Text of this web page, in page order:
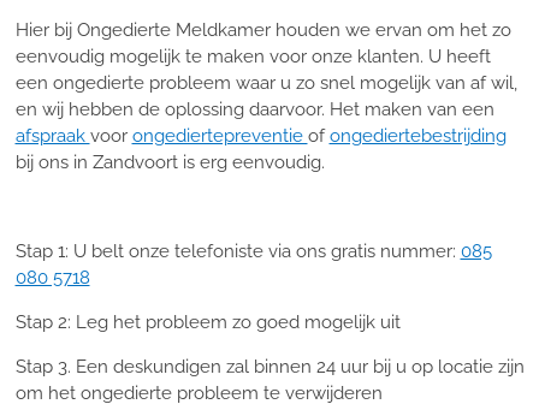
Hier bij Ongedierte Meldkamer houden we ervan om het zo
eenvoudig mogelijk te maken voor onze klanten. U heeft
een ongedierte probleem waar u zo snel mogelijk van af wil,
en wij hebben de oplossing daarvoor. Het maken van een
afspraak voor ongediertepreventie ofongediertebestrijding
bij ons in Zandvoort is erg eenvoudig.
Stap 1: U belt onze telefoniste via ons gratis nummer: 085
080 5718
Stap 2: Leg het probleem zo goed mogelijk uit
Stap 3. Een deskundigen zal binnen 24 uur bij u op locatie zijn
om het ongedierte probleem te verwijderen